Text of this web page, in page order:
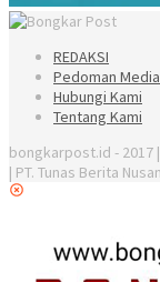
REDAKSI
Pedoman
Hubungi Kami
Tentang Kami
bongkarpost.id - 2017
| PT. Tunas Berita